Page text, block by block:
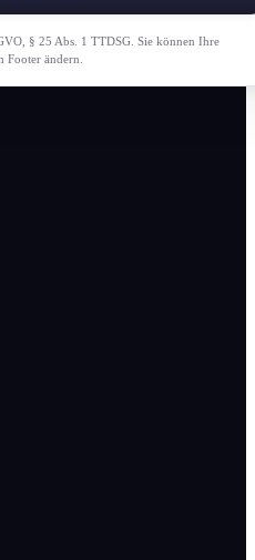
§ 25 Abs. 1 TTDSG. Sie können Ihre
ändern.